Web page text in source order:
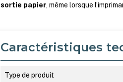
sortie papier, même lorsque
Caractéristiques
Type de produit